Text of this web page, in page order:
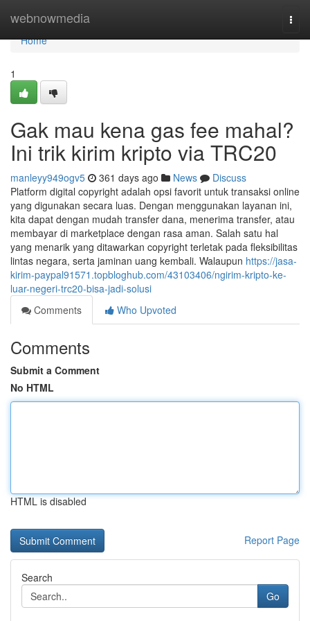
webnowmedia
Home
Home
1
Gak mau kena gas fee mahal?
Ini trik kirim kripto via TRC20
manleyy949ogv5 361 days ago News
Discuss
Platform digital copyright adalah opsi favorit untuk transaksi online
yang digunakan secara luas. Dengan menggunakan layanan ini,
kita dapat dengan mudah transfer dana, menerima transfer, atau
membayar di marketplace dengan rasa aman. Salah satu hal
yang menarik yang ditawarkan copyright terletak pada fleksibilitas
lintas negara, serta jaminan uang kembali. Walaupun https://jasa-
kirim-paypal91571.topbloghub.com/43103406/ngirim-kripto-ke-
luar-negeri-trc20-bisa-jadi-solusi
Comments
Who Upvoted
Comments
Submit a Comment
No HTML
HTML is disabled
Report Page
Search
Go